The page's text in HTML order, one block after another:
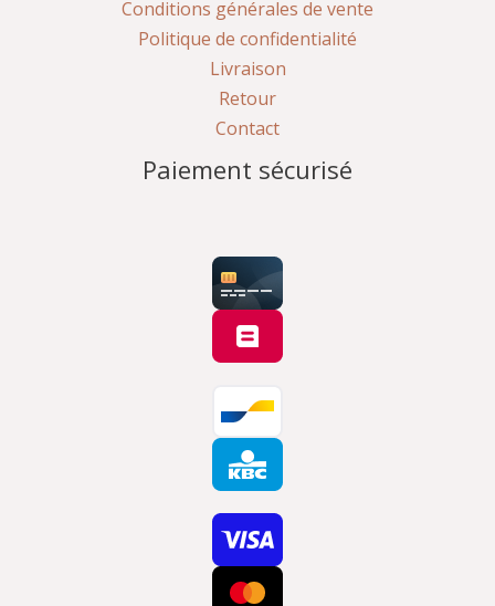
Conditions générales de vente
Politique de confidentialité
Livraison
Retour
Contact
Paiement sécurisé